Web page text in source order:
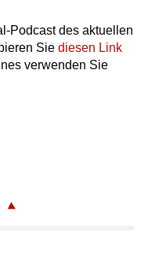
Podcast des aktuellen
Sie diesen Link
verwenden Sie